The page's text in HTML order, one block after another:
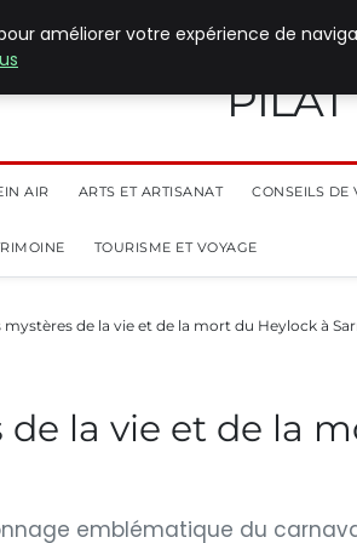
AIR ARTS ET ARTISANAT CONSEILS DE
TOURISME ET VOYAGE
mystères de la vie et de la mort du Heylock à
de la vie et de la
emblématique du
améliorer votre expérience de